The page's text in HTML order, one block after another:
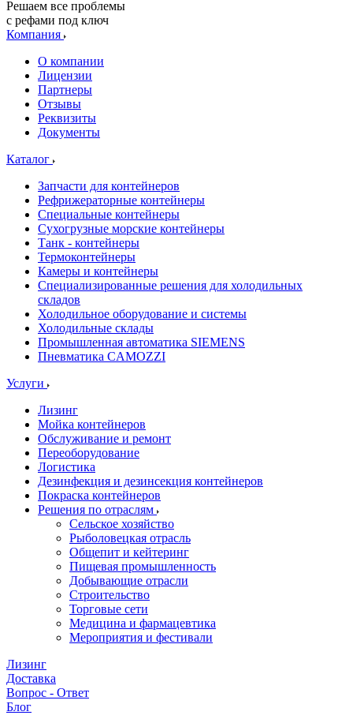
Решаем все проблемы
с рефами под ключ
Компания
О компании
Лицензии
Партнеры
Отзывы
Реквизиты
Документы
Каталог
Запчасти для контейнеров
Рефрижераторные контейнеры
Специальные контейнеры
Сухогрузные морские контейнеры
Танк - контейнеры
Термоконтейнеры
Камеры и контейнеры
Специализированные решения для холодильных
складов
Холодильное оборудование и системы
Холодильные склады
Промышленная автоматика SIEMENS
Пневматика CAMOZZI
Услуги
Лизинг
Мойка контейнеров
Обслуживание и ремонт
Переоборудование
Логистика
Дезинфекция и дезинсекция контейнеров
Покраска контейнеров
Решения по отраслям
Сельское хозяйство
Рыболовецкая отрасль
Общепит и кейтеринг
Пищевая промышленность
Добывающие отрасли
Строительство
Торговые сети
Медицина и фармацевтика
Мероприятия и фестивали
Лизинг
Доставка
Вопрос - Ответ
Блог